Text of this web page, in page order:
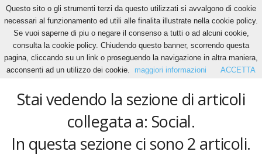
Home Tags Social
Social
Stai vedendo la sezione di articoli
collegata a: Social.
In questa sezione ci sono 2 articoli.
Questo sito o gli strumenti terzi da questo utilizzati si avvalgono di cookie
necessari al funzionamento ed utili alle finalita illustrate nella cookie policy.
Se vuoi saperne di piu o negare il consenso a tutti o ad alcuni cookie,
consulta la cookie policy. Chiudendo questo banner, scorrendo questa
pagina, cliccando su un link o proseguendo la navigazione in altra maniera,
acconsenti ad un utilizzo dei cookie.
maggiori informazioni ACCETTA